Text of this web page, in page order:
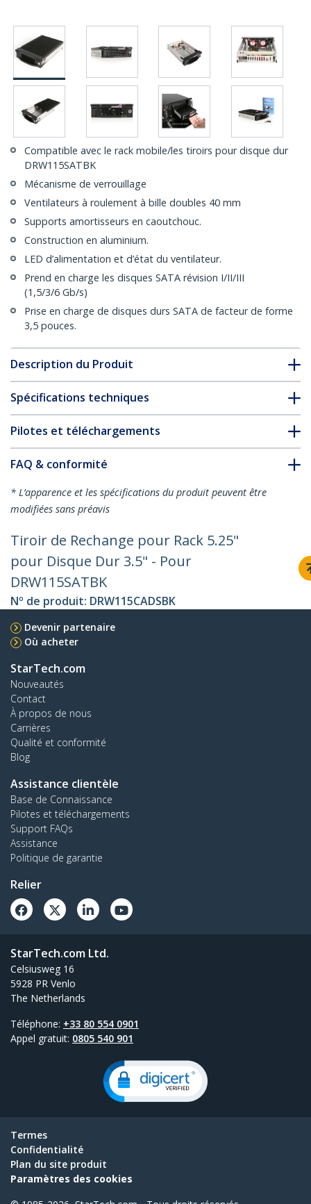
Compatible avec le rack mobile/les tiroirs pour disque dur
DRW115SATBK
Mécanisme de verrouillage
Ventilateurs à roulement à bille doubles 40 mm
Supports amortisseurs en caoutchouc.
Construction en aluminium.
LED d’alimentation et d’état du ventilateur.
Prend en charge les disques SATA révision I/II/III
(1,5/3/6 Gb/s)
Prise en charge de disques durs SATA de facteur de forme
3,5 pouces.
Description du Produit
Spécifications techniques
Pilotes et téléchargements
FAQ & conformité
* L’apparence et les spécifications du produit peuvent être
modifiées sans préavis
Tiroir de Rechange pour Rack 5.25"
pour Disque Dur 3.5" - Pour
DRW115SATBK
Nº de produit: DRW115CADSBK
Devenir partenaire
Où acheter
StarTech.com
Nouveautés
Contact
À propos de nous
Carrières
Qualité et conformité
Blog
Assistance clientèle
Base de Connaissance
Pilotes et téléchargements
Support FAQs
Assistance
Politique de garantie
Relier
StarTech.com Ltd.
Celsiusweg 16
5928 PR Venlo
The Netherlands
Téléphone: +33 80 554 0901
Appel gratuit: 0805 540 901
Termes
Confidentialité
Plan du site produit
Paramètres des cookies